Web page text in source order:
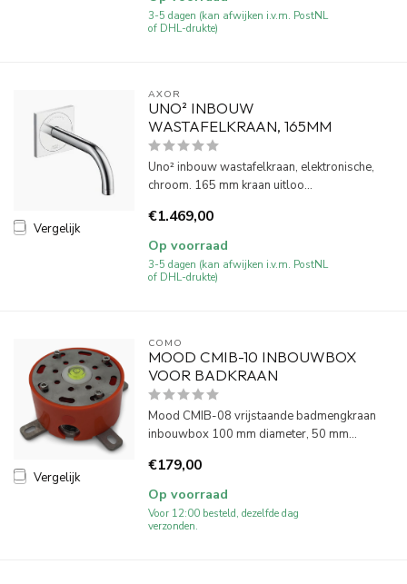
3-5 dagen (kan afwijken i.v.m. PostNL
of DHL-drukte)
Vergelijk
AXOR
UNO² INBOUW
WASTAFELKRAAN, 165MM
Uno² inbouw wastafelkraan, elektronische,
chroom. 165 mm kraan uitloo...
€1.469,00
Op voorraad
3-5 dagen (kan afwijken i.v.m. PostNL
of DHL-drukte)
Vergelijk
COMO
MOOD CMIB-10 INBOUWBOX
VOOR BADKRAAN
Mood CMIB-08 vrijstaande badmengkraan
inbouwbox 100 mm diameter, 50 mm...
€179,00
Op voorraad
Voor 12:00 besteld, dezelfde dag
verzonden.